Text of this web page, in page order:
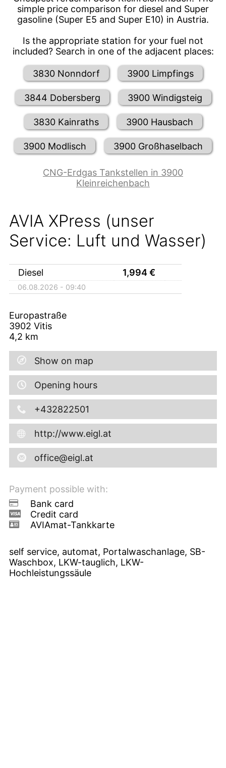
simple price comparison for diesel and Super
gasoline (Super E5 and Super E10) in Austria.
Is the appropriate station for your fuel not
included? Search in one of the adjacent places:
3830 Nonndorf 3900 Limpfings
3844 Dobersberg 3900 Windigsteig
3830 Kainraths 3900 Hausbach
3900 Modlisch 3900 Großhaselbach
CNG-Erdgas Tankstellen in 3900
Kleinreichenbach
AVIA XPress (unser
Service: Luft und Wasser)
Diesel 1,994€
06.08.2026 - 09:40
Europastraße
3902 Vitis
4,2 km
Show on map
Opening hours
+432822501
http://www.eigl.at
office@eigl.at
Payment possible with:
Bank card
Credit card
AVIAmat-Tankkarte
self service, automat, Portalwaschanlage, SB-
Waschbox, LKW-tauglich, LKW-
Hochleistungssäule